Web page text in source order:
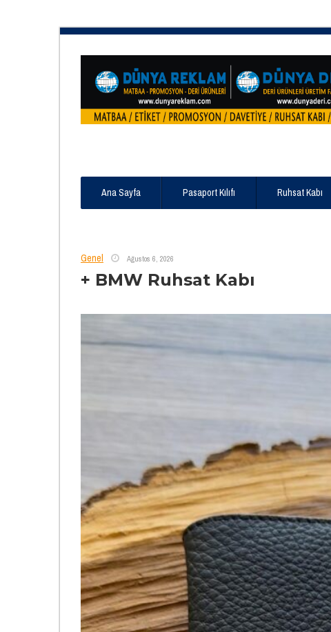
Ana Sayfa Pasaport Kılıfı Ruhsat Kabı
Genel Ağustos 6, 2026
+ BMW Ruhsat Kabı